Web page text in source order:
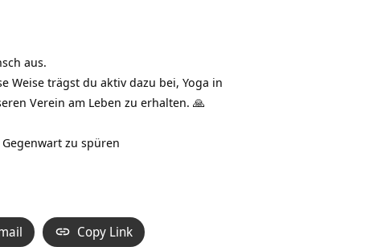
aus.
Weise trägst du aktiv dazu bei, Yoga in
Verein am Leben zu erhalten. 🙏
zu spüren
Copy Link